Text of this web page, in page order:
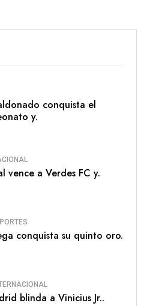
conquista el
y.
vence a Verdes FC y.
conquista su quinto oro.
blinda a Vinicius Jr..